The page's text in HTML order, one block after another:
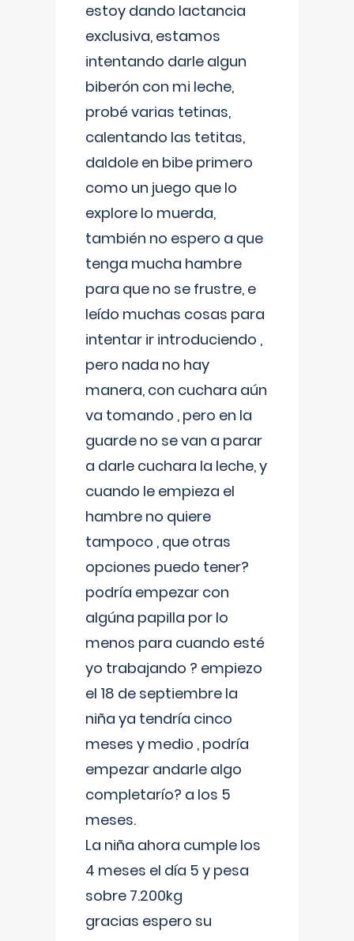
estoy dando lactancia
exclusiva, estamos
intentando darle algun
biberón con mi leche,
probé varias tetinas,
calentando las tetitas,
daldole en bibe primero
como un juego que lo
explore lo muerda,
también no espero a que
tenga mucha hambre
para que no se frustre, e
leído muchas cosas para
intentar ir introduciendo ,
pero nada no hay
manera, con cuchara aún
va tomando , pero en la
guarde no se van a parar
a darle cuchara la leche, y
cuando le empieza el
hambre no quiere
tampoco , que otras
opciones puedo tener?
podría empezar con
algúna papilla por lo
menos para cuando esté
yo trabajando ? empiezo
el 18 de septiembre la
niña ya tendría cinco
meses y medio , podría
empezar andarle algo
completarío? a los 5
meses.
La niña ahora cumple los
4 meses el día 5 y pesa
sobre 7.200kg
gracias espero su